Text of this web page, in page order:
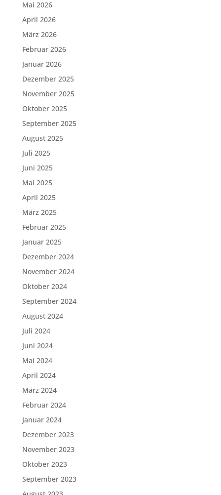
Mai 2026
April 2026
März 2026
Februar 2026
Januar 2026
Dezember 2025
November 2025
Oktober 2025
September 2025
August 2025
Juli 2025
Juni 2025
Mai 2025
April 2025
März 2025
Februar 2025
Januar 2025
Dezember 2024
November 2024
Oktober 2024
September 2024
August 2024
Juli 2024
Juni 2024
Mai 2024
April 2024
März 2024
Februar 2024
Januar 2024
Dezember 2023
November 2023
Oktober 2023
September 2023